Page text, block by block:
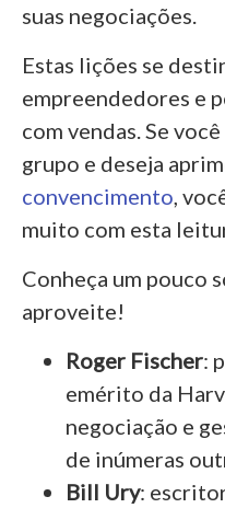
suas negociações.
Estas lições se
empreendedores e
com vendas. Se
grupo e deseja
convencimento ,
muito com esta
Conheça um pouco
aproveite!
Roger Fischer:
emérito da
negociação e
de inúmeras
Bill Ury: